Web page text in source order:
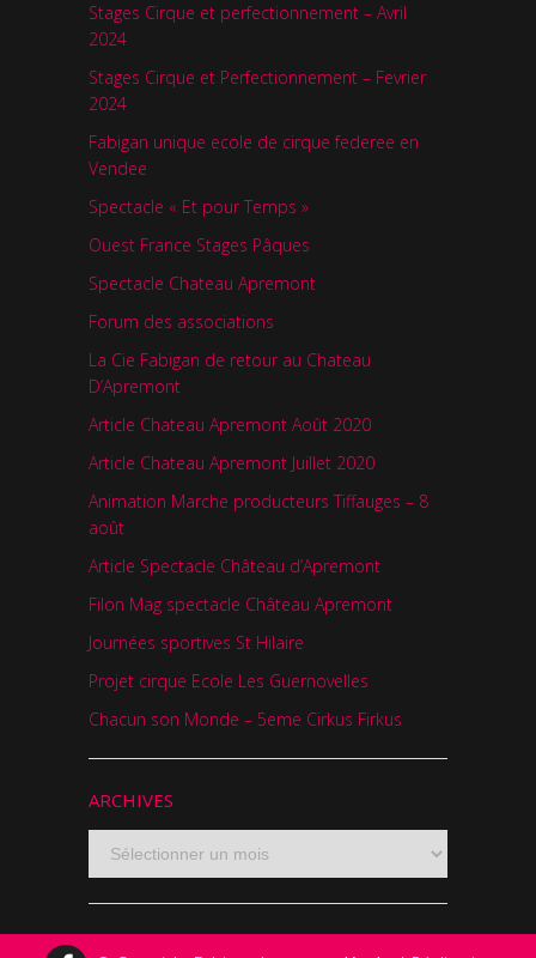
Stages Cirque et perfectionnement – Avril
2024
Stages Cirque et Perfectionnement – Fevrier
2024
Fabigan unique ecole de cirque federee en
Vendee
Spectacle « Et pour Temps »
Ouest France Stages Pâques
Spectacle Chateau Apremont
Forum des associations
La Cie Fabigan de retour au Chateau
D’Apremont
Article Chateau Apremont Août 2020
Article Chateau Apremont Juillet 2020
Animation Marche producteurs Tiffauges – 8
août
Article Spectacle Château d’Apremont
Filon Mag spectacle Château Apremont
Journées sportives St Hilaire
Projet cirque Ecole Les Guernovelles
Chacun son Monde – 5eme Cirkus Firkus
ARCHIVES